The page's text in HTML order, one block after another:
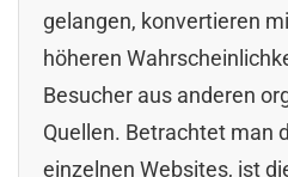
gelangen, konvertieren
höheren
Besucher aus anderen
Quellen. Betrachtet man
einzelnen Websites, ist